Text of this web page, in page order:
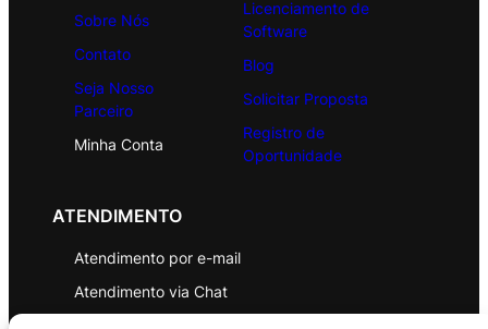
Sobre Nós
Contato
Seja Nosso
Parceiro
Minha Conta
Licenciamento de
Software
Blog
Solicitar Proposta
Registro de
Oportunidade
ATENDIMENTO
Atendimento por e-mail
Atendimento via Chat